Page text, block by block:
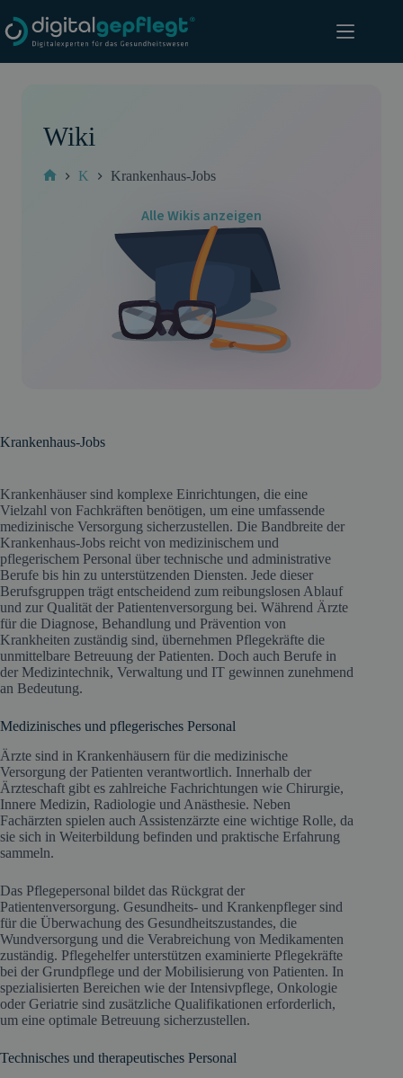
Inhalt
springen
Wiki
K Krankenhaus-Jobs
Alle Wikis anzeigen
Krankenhaus-Jobs
Krankenhäuser sind komplexe Einrichtungen, die eine
Vielzahl von Fachkräften benötigen, um eine umfassende
medizinische Versorgung sicherzustellen. Die Bandbreite der
Krankenhaus-Jobs reicht von medizinischem und
pflegerischem Personal über technische und administrative
Berufe bis hin zu unterstützenden Diensten. Jede dieser
Berufsgruppen trägt entscheidend zum reibungslosen Ablauf
und zur Qualität der Patientenversorgung bei. Während Ärzte
für die Diagnose, Behandlung und Prävention von
Krankheiten zuständig sind, übernehmen Pflegekräfte die
unmittelbare Betreuung der Patienten. Doch auch Berufe in
der Medizintechnik, Verwaltung und IT gewinnen zunehmend
an Bedeutung.
Medizinisches und pflegerisches Personal
Ärzte sind in Krankenhäusern für die medizinische
Versorgung der Patienten verantwortlich. Innerhalb der
Ärzteschaft gibt es zahlreiche Fachrichtungen wie Chirurgie,
Innere Medizin, Radiologie und Anästhesie. Neben
Fachärzten spielen auch Assistenzärzte eine wichtige Rolle, da
sie sich in Weiterbildung befinden und praktische Erfahrung
sammeln.
Das Pflegepersonal bildet das Rückgrat der
Patientenversorgung. Gesundheits- und Krankenpfleger sind
für die Überwachung des Gesundheitszustandes, die
Wundversorgung und die Verabreichung von Medikamenten
zuständig. Pflegehelfer unterstützen examinierte Pflegekräfte
bei der Grundpflege und der Mobilisierung von Patienten. In
spezialisierten Bereichen wie der Intensivpflege, Onkologie
oder Geriatrie sind zusätzliche Qualifikationen erforderlich,
um eine optimale Betreuung sicherzustellen.
Technisches und therapeutisches Personal